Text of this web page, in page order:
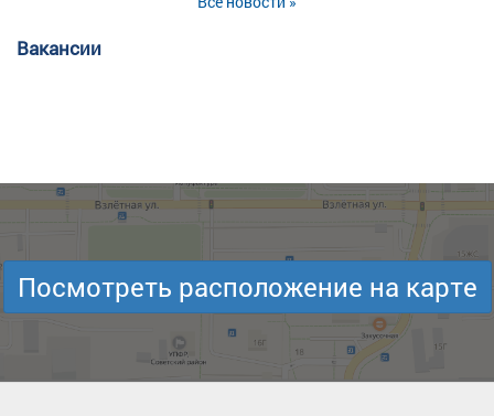
Вакансии
Посмотреть расположение на карте